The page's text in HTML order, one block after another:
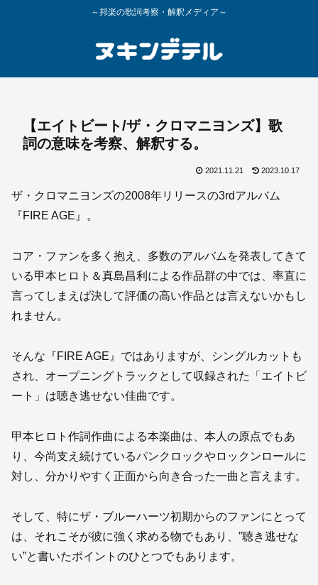
～邦楽の歌詞考察・解釈メディア～
【エイトビート/ザ・クロマニヨンズ】歌
詞の意味を考察、解釈する。
2021.11.21 2023.10.17
ザ・クロマニヨンズの2008年リリースの3rdアルバム
『FIRE AGE』。
コア・ファンを多く抱え、多数のアルバムを発表してきて
いる甲本ヒロト＆真島昌利による作品群の中では、率直に
言ってしまえば決して評価の高い作品とは言えないかもし
れません。
そんな『FIRE AGE』ではありますが、シングルカットも
され、オープニングトラックとして収録された「エイトビ
ート」は聴き逃せない佳曲です。
甲本ヒロト作詞作曲による本楽曲は、本人の原点でもあ
り、今尚支え続けているパンクロックやロックンロールに
対し、分かりやすく正面から向き合った一曲と言えます。
そして、特にザ・ブルーハーツ初期からのファンにとって
は、それこそが彼に強く求める物でもあり、”聴き逃せな
い”と書いたポイントのひとつでもあります。